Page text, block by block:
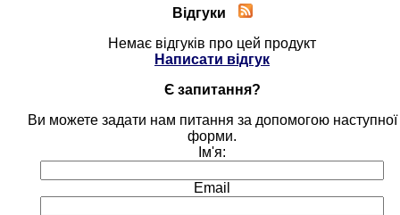
Відгуки
Немає відгуків про цей продукт
Написати відгук
Є запитання?
Ви можете задати нам питання за допомогою наступної
форми.
Ім'я:
Email